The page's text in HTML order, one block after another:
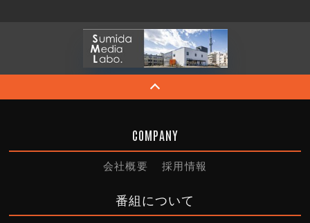
COMPANY
会社概要 採用情報
番組について